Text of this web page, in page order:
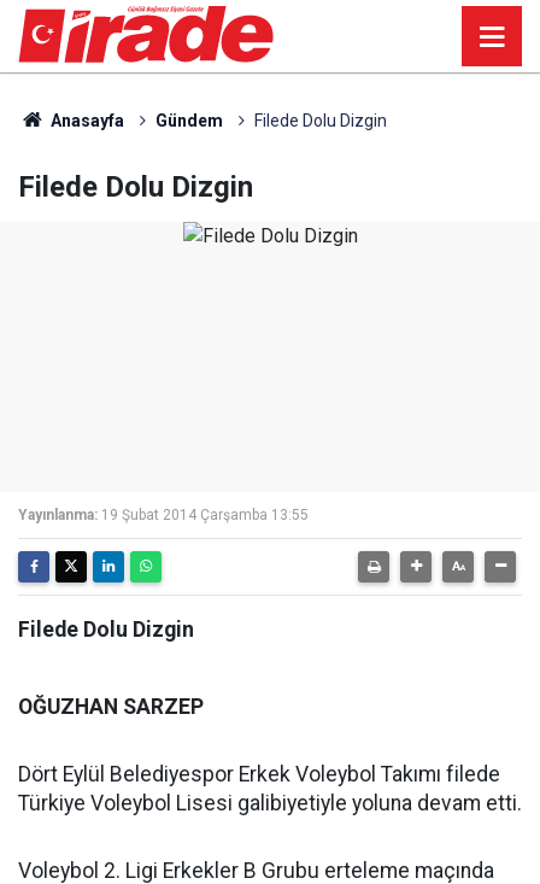
Anasayfa Gündem Filede Dolu Dizgin
Filede Dolu Dizgin
Yayınlanma: 19 Şubat 2014 Çarşamba 13:55
Filede Dolu Dizgin
OĞUZHAN SARZEP
Dört Eylül Belediyespor Erkek Voleybol Takımı filede
Türkiye Voleybol Lisesi galibiyetiyle yoluna devam etti.
Voleybol 2. Ligi Erkekler B Grubu erteleme maçında